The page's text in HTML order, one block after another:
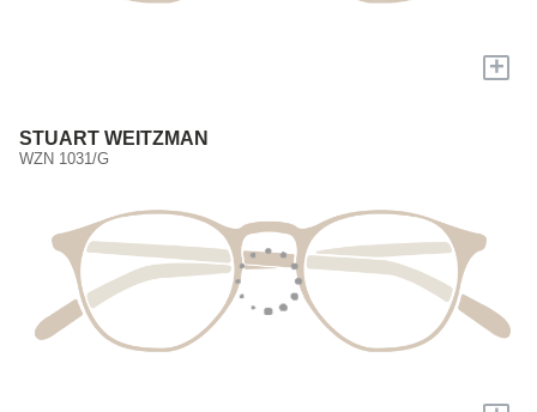
+
STUART WEITZMAN
WZN 1031/G